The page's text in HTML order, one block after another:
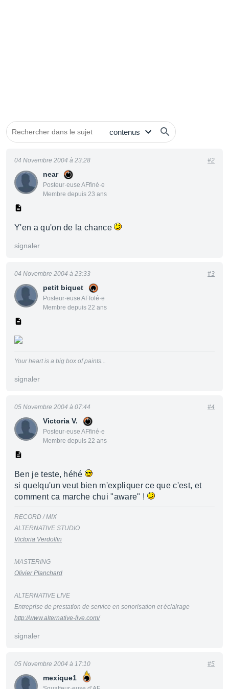
near
Posteur·euse AFfiné·e
Membre depuis 23 ans
04 Novembre 2004 à 23:28 #2
Y'en a qu'on de la chance
signaler
petit biquet
Posteur·euse AFfolé·e
Membre depuis 22 ans
04 Novembre 2004 à 23:33 #3
Your heart is a big box of paints...
signaler
Victoria V.
Posteur·euse AFfiné·e
Membre depuis 22 ans
05 Novembre 2004 à 07:44 #4
Ben je teste, héhé
si quelqu'un veut bien m'expliquer ce que c'est, et
comment ca marche chui "aware" !
RECORD / MIX
ALTERNATIVE STUDIO
Victoria Verdollin
MASTERING
Olivier Planchard
ALTERNATIVE LIVE
Entreprise de prestation de service en sonorisation et éclairage
http://www.alternative-live.com/
signaler
mexique1
05 Novembre 2004 à 17:10 #5